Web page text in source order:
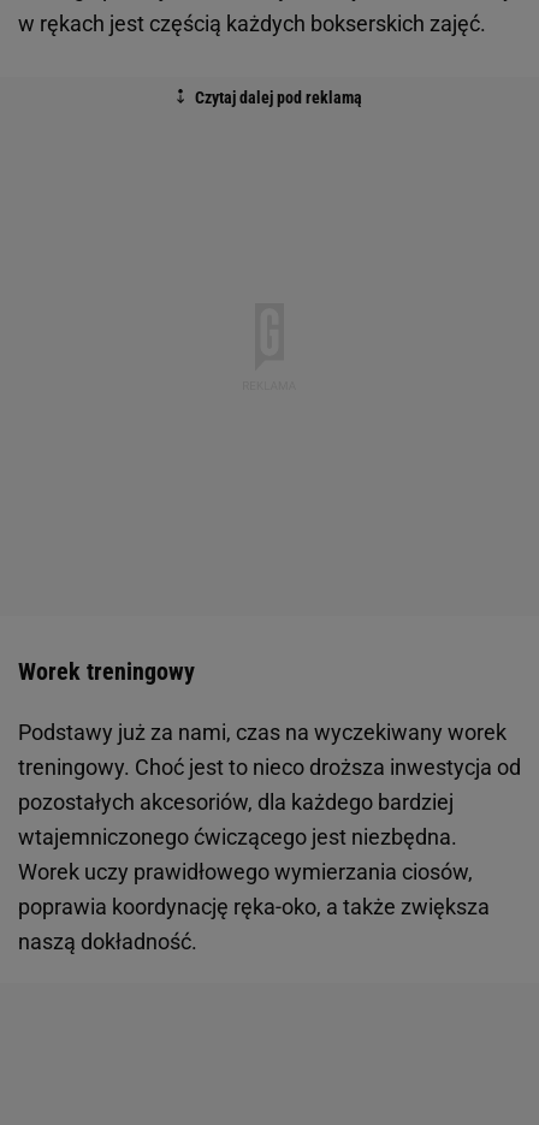
w rękach jest częścią każdych bokserskich zajęć.
Worek treningowy
Podstawy już za nami, czas na wyczekiwany worek
treningowy. Choć jest to nieco droższa inwestycja od
pozostałych akcesoriów, dla każdego bardziej
wtajemniczonego ćwiczącego jest niezbędna.
Worek uczy prawidłowego wymierzania ciosów,
poprawia koordynację ręka-oko, a także zwiększa
naszą dokładność.